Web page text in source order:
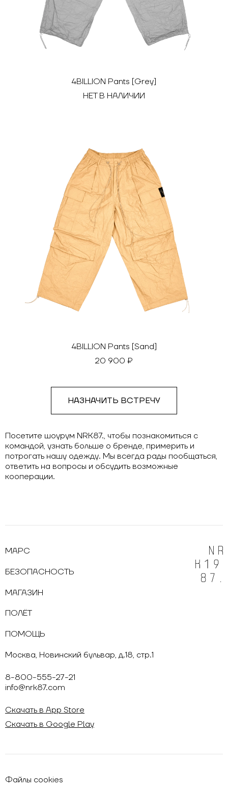
4BILLION Pants [Grey]
НЕТ В НАЛИЧИИ
4BILLION Pants [Sand]
20 900 ₽
Посетите шоурум NRK87., чтобы познакомиться с
командой, узнать больше о бренде, примерить и
потрогать нашу одежду. Мы всегда рады пообщаться,
ответить на вопросы и обсудить возможные
кооперации.
НАЗНАЧИТЬ ВСТРЕЧУ
МАРС
БЕЗОПАСНОСТЬ
МАГАЗИН
ПОЛЁТ
ПОМОЩЬ
Москва, Новинский бульвар, д.18, стр.1
8-800-555-27-21
info@nrk87.com
Скачать в App Store
Скачать в Google Play
Файлы cookies